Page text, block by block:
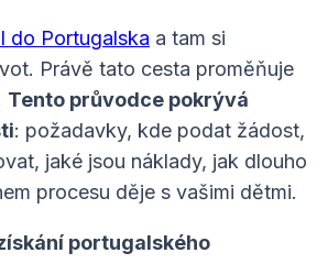
do Portugalska a tam si
Právě tato cesta proměňuje
Tento průvodce pokrývá
: požadavky, kde podat žádost,
jaké jsou náklady, jak dlouho
procesu děje s vašimi dětmi.
portugalského